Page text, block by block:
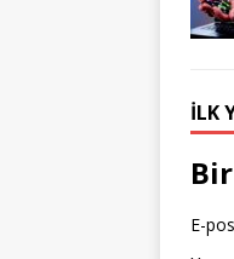
İLK
E-